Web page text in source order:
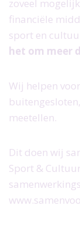
zoveel
financiële
sport en
het om meer
Wij helpen
meetellen.
Dit doen wij
Sport &